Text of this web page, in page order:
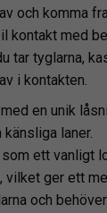
och komma
kontakt med
tar tyglarna,
i kontakten.
en unik
laner.
ett vanligt
vilket ger ett
och